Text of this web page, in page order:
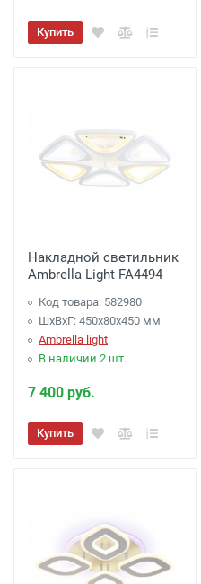
Купить
Накладной светильник
Ambrella Light FA4494
Код товара: 582980
ШхВхГ: 450x80x450 мм
Ambrella light
В наличии 2 шт.
7 400 руб.
Купить